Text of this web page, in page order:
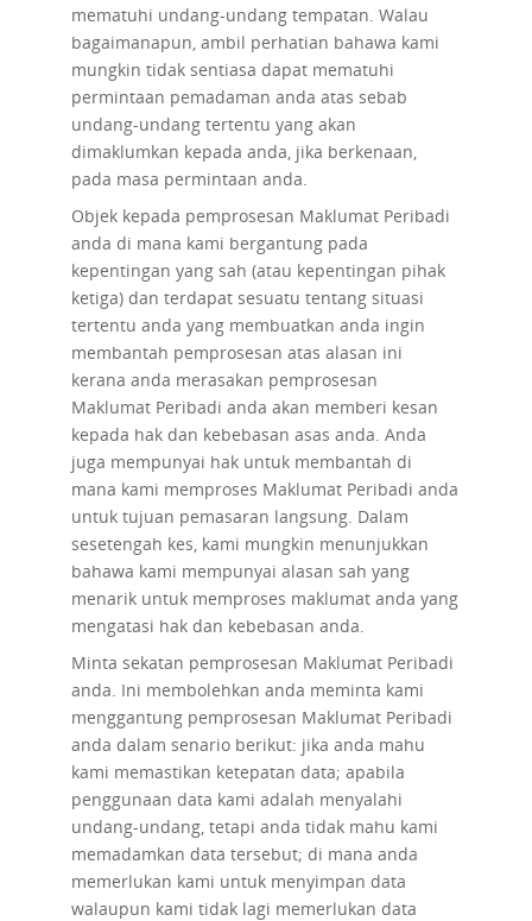
mematuhi undang-undang tempatan. Walau
bagaimanapun, ambil perhatian bahawa kami
mungkin tidak sentiasa dapat mematuhi
permintaan pemadaman anda atas sebab
undang-undang tertentu yang akan
dimaklumkan kepada anda, jika berkenaan,
pada masa permintaan anda.
Objek kepada pemprosesan Maklumat Peribadi
anda di mana kami bergantung pada
kepentingan yang sah (atau kepentingan pihak
ketiga) dan terdapat sesuatu tentang situasi
tertentu anda yang membuatkan anda ingin
membantah pemprosesan atas alasan ini
kerana anda merasakan pemprosesan
Maklumat Peribadi anda akan memberi kesan
kepada hak dan kebebasan asas anda. Anda
juga mempunyai hak untuk membantah di
mana kami memproses Maklumat Peribadi anda
untuk tujuan pemasaran langsung. Dalam
sesetengah kes, kami mungkin menunjukkan
bahawa kami mempunyai alasan sah yang
menarik untuk memproses maklumat anda yang
mengatasi hak dan kebebasan anda.
Minta sekatan pemprosesan Maklumat Peribadi
anda. Ini membolehkan anda meminta kami
menggantung pemprosesan Maklumat Peribadi
anda dalam senario berikut: jika anda mahu
kami memastikan ketepatan data; apabila
penggunaan data kami adalah menyalahi
undang-undang, tetapi anda tidak mahu kami
memadamkan data tersebut; di mana anda
memerlukan kami untuk menyimpan data
walaupun kami tidak lagi memerlukan data